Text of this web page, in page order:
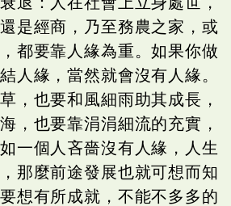
是經商，乃至務農之家，或
都要靠人緣為重。如果你做
人緣，當然就會沒有人緣。
，也要和風細雨助其成長，
，也要靠涓涓細流的充實，
一個人吝嗇沒有人緣，人生
那麼前途發展也就可想而知
想有所成就，不能不多多的